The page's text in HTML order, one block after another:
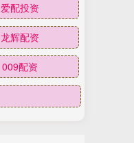
爱配投资
龙辉配资
009配资